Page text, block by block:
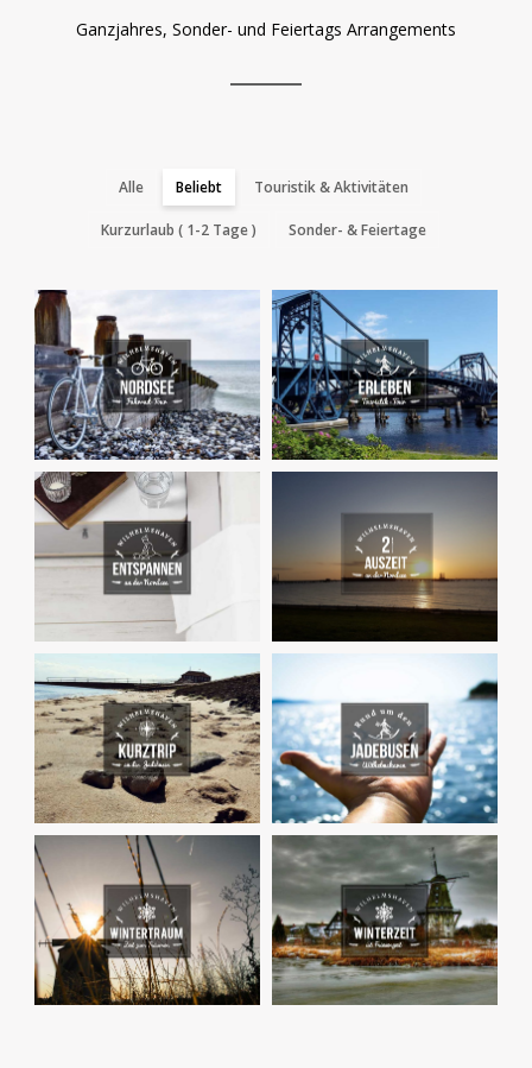
Ganzjahres, Sonder- und Feiertags Arrangements
Alle Beliebt Touristik & Aktivitäten
Kurzurlaub ( 1-2 Tage ) Sonder- & Feiertage